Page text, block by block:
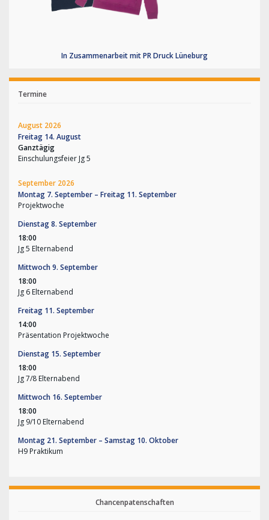
In Zusammenarbeit mit PR Druck Lüneburg
Termine
August 2026
Freitag 14. August
Ganztägig
Einschulungsfeier Jg 5
September 2026
Montag 7. September – Freitag 11. September
Projektwoche
Dienstag8. September
18:00
Jg 5 Elternabend
Mittwoch9. September
18:00
Jg 6 Elternabend
Freitag 11. September
14:00
Präsentation Projektwoche
Dienstag 15. September
18:00
Jg 7/8 Elternabend
Mittwoch 16. September
18:00
Jg 9/10 Elternabend
Montag 21. September – Samstag 10. Oktober
H9 Praktikum
Chancenpatenschaften